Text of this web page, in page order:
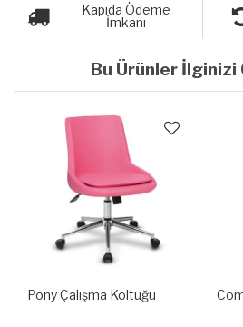
Kapıda Ödeme
İmkanı
Bu Ürünler İlginizi
Pony Çalışma Koltuğu